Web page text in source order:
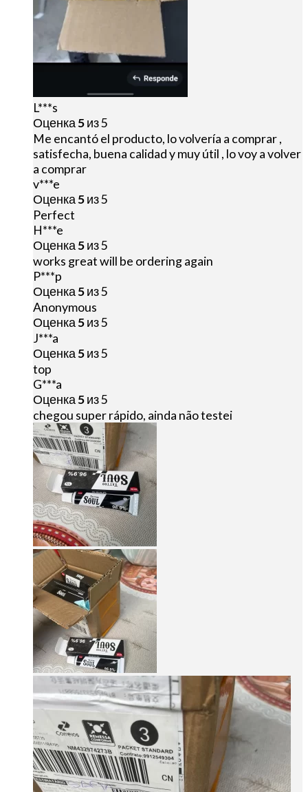
L***s
Оценка5из 5
Me encantó el producto, lo volvería a comprar ,
satisfecha, buena calidad y muy útil , lo voy a volver
a comprar
v***e
Оценка5из 5
Perfect
H***e
Оценка5из 5
works great will be ordering again
P***p
Оценка5из 5
Anonymous
Оценка5из 5
J***a
Оценка5из 5
top
G***a
Оценка5из 5
chegou super rápido, ainda não testei